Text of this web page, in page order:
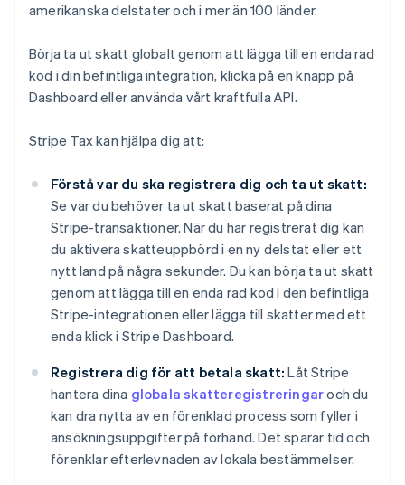
amerikanska delstater och i mer än 100 länder.
Börja ta ut skatt globalt genom att lägga till en enda rad
kod i din befintliga integration, klicka på en knapp på
Dashboard eller använda vårt kraftfulla API.
Stripe Tax kan hjälpa dig att:
Förstå var du ska registrera dig och ta ut skatt:
Se var du behöver ta ut skatt baserat på dina
Stripe-transaktioner. När du har registrerat dig kan
du aktivera skatteuppbörd i en ny delstat eller ett
nytt land på några sekunder. Du kan börja ta ut skatt
genom att lägga till en enda rad kod i den befintliga
Stripe-integrationen eller lägga till skatter med ett
enda klick i Stripe Dashboard.
Registrera dig för att betala skatt: Låt Stripe
hantera dina globala skatteregistreringaroch du
kan dra nytta av en förenklad process som fyller i
ansökningsuppgifter på förhand. Det sparar tid och
förenklar efterlevnaden av lokala bestämmelser.